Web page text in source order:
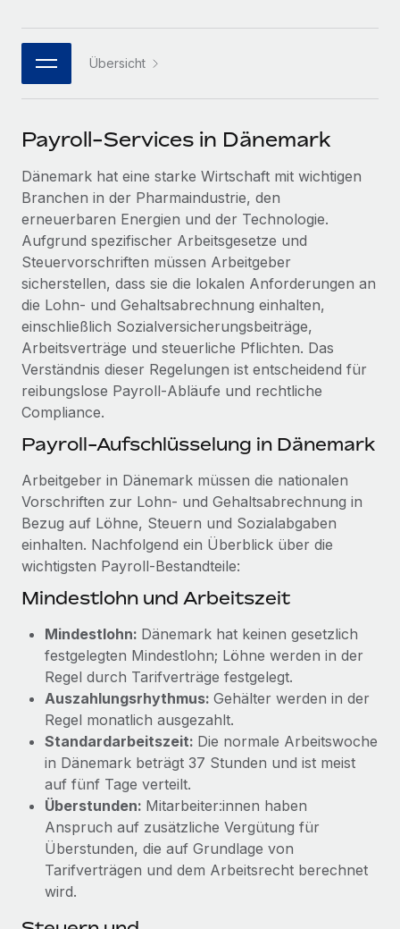
MCP
Integrationen
Tools
DIENSTLEISTUNGEN
Frag unsere Expert:innen
Hilfe von Expert:innen für globale HR & Compliance
Background-Checks
Einfacheres Bewerber:innen-Screening
Compliance Watchtower
Lückenlose Compliance
Geräteverwaltung
Globale Bereitstellung und Verfolgung von IT-
Geräten
Gründung von Niederlassungen
Schnelle, rechtssichere Gründung von
Niederlassungen
Mobilität und Relocation
Mühelose Relocation von Mitarbeiter:innen
Benefits
Mühelose Verwaltung von Benefits
PARTNER WERDEN
Flexible Einbettung von Global-HR-Funktionen in deine
Entdecke die Möglichkeiten einer Partnerschaft
Remote Build
Demnächst verfügbar
Beratung zu Integrationen und KI-Automatisierung
FALLSTUDIEN
So hat der KI-Vorreiter Weaviate sein Team mit
Remote um 120 % vergrößert
Weaviate auf einen Blick Weaviate entwickelt KI-basierte
Open-Source-Infrastrukturen. Das...
Mehr erfahren
Revolution des Enterprise Contractor
Managements – die Erfolgsgeschichte einer
globalen Content-Agentur mit Remote
Auf einen Blick Erfahre mehr über die unglaubliche
Bibliothek für Stellenbeschreibungen
Webinare
Events
Newsroom
Informationen zu Gehältern und Qualifikationen
Insights Center
Hol dir Unterstützung
BLOG
Globale Payroll
EOR und PEO
Contractor Management
Den Blog erkunden
Neues zu Remote-Produkten: Integration mit
Gusto und Zero und Contractor Management
Plus
Auch im neuen Jahr wollen wir bei Remote Unternehmen
aller Größen dabei unterstützen, die beste...
Mehr erfahren
Wie Phiture 55 Mitarbeiter:innen in 19 Ländern
mit Remote verwaltet
Phiture ist der unumstrittene Marktführer im Bereich der
한국어 Übersicht
Payroll-Services in Dänemark
Dänemark hat eine starke Wirtschaft mit wichtigen
Branchen in der Pharmaindustrie, den
erneuerbaren Energien und der Technologie.
Aufgrund spezifischer Arbeitsgesetze und
Steuervorschriften müssen Arbeitgeber
sicherstellen, dass sie die lokalen Anforderungen an
die Lohn- und Gehaltsabrechnung einhalten,
einschließlich Sozialversicherungsbeiträge,
Arbeitsverträge und steuerliche Pflichten. Das
Verständnis dieser Regelungen ist entscheidend für
reibungslose Payroll‑Abläufe und rechtliche
Compliance.
Payroll-Aufschlüsselung in Dänemark
Arbeitgeber in Dänemark müssen die nationalen
Vorschriften zur Lohn- und Gehaltsabrechnung in
Bezug auf Löhne, Steuern und Sozialabgaben
einhalten. Nachfolgend ein Überblick über die
wichtigsten Payroll‑Bestandteile:
Mindestlohn und Arbeitszeit
Mindestlohn: Dänemark hat keinen gesetzlich
festgelegten Mindestlohn; Löhne werden in der
Regel durch Tarifverträge festgelegt.
Auszahlungsrhythmus: Gehälter werden in der
Regel monatlich ausgezahlt.
Standardarbeitszeit: Die normale Arbeitswoche
in Dänemark beträgt 37 Stunden und ist meist
auf fünf Tage verteilt.
Überstunden: Mitarbeiter:innen haben
Anspruch auf zusätzliche Vergütung für
Überstunden, die auf Grundlage von
Tarifverträgen und dem Arbeitsrecht berechnet
wird.